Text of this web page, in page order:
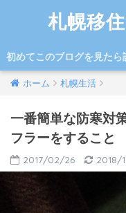
札幌移
初めてこのブログを見たら
ホーム 札幌生活
一番簡単な防寒対
フラーをすること
2017/02/26 2018/